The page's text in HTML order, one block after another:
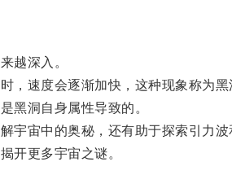
越深入。
速度会逐渐加快，这种现象称为黑
洞自身属性导致的。
宙中的奥秘，还有助于探索引力波
更多宇宙之谜。